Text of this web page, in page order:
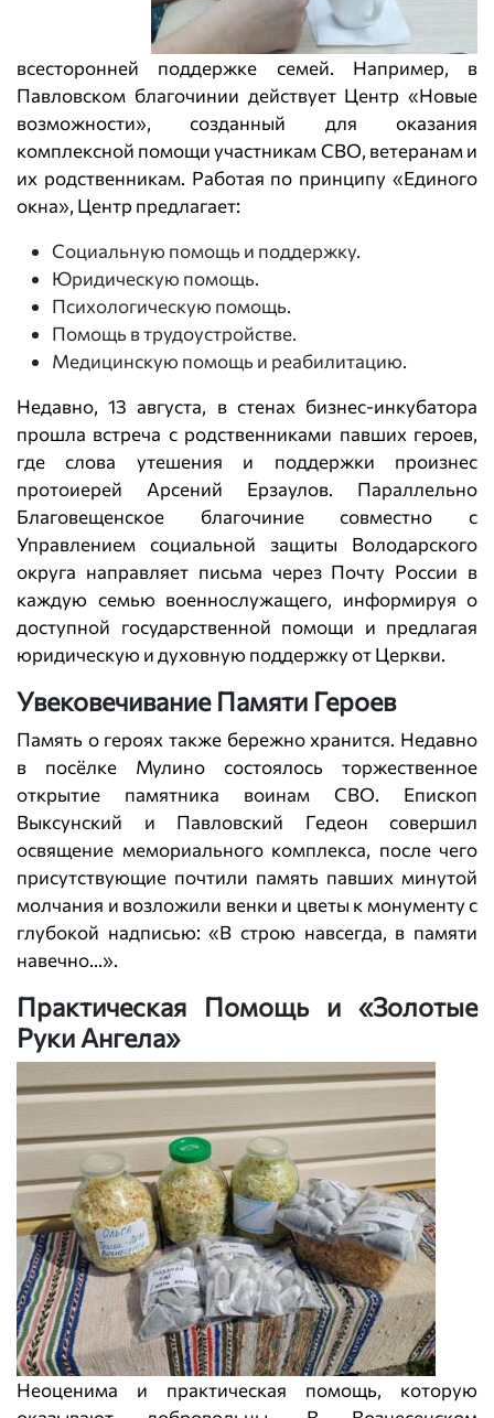
всесторонней поддержке семей. Например, в
Павловском благочинии действует Центр «Новые
возможности», созданный для оказания
комплексной помощи участникам СВО, ветеранам и
их родственникам. Работая по принципу «Единого
окна», Центр предлагает:
Социальную помощь и поддержку.
Юридическую помощь.
Психологическую помощь.
Помощь в трудоустройстве.
Медицинскую помощь и реабилитацию.
Недавно, 13 августа, в стенах бизнес-инкубатора
прошла встреча с родственниками павших героев,
где слова утешения и поддержки произнес
протоиерей Арсений Ерзаулов. Параллельно
Благовещенское благочиние совместно с
Управлением социальной защиты Володарского
округа направляет письма через Почту России в
каждую семью военнослужащего, информируя о
доступной государственной помощи и предлагая
юридическую и духовную поддержку от Церкви.
Увековечивание Памяти Героев
Память о героях также бережно хранится. Недавно
в посёлке Мулино состоялось торжественное
открытие памятника воинам СВО. Епископ
Выксунский и Павловский Гедеон совершил
освящение мемориального комплекса, после чего
присутствующие почтили память павших минутой
молчания и возложили венки и цветы к монументу с
глубокой надписью: «В строю навсегда, в памяти
навечно…».
Практическая Помощь и «Золотые
Руки Ангела»
Неоценима и практическая помощь, которую